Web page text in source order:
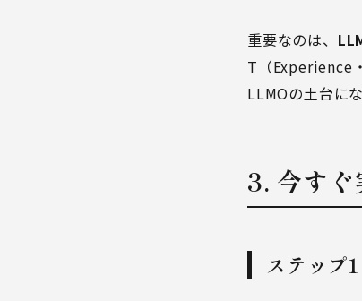
重要なのは、
T（Experience
LLMOの土台にな
3. 今す
ステップ